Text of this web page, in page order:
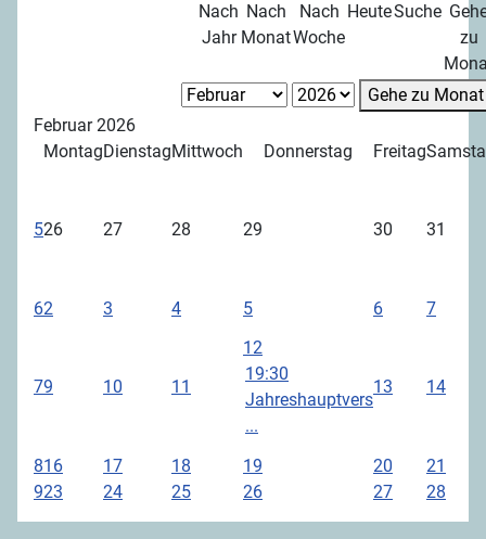
Nach
Jahr
Nach
Monat
Nach
Woche
HeuteSuche
zu
Gehe zu Monat
Februar 2026
MontagDienstagMittwoch Donnerstag Freitag
526 27 28 29 30 31
62 3 4 5 6 7
79 10 11
12
19:30
Jahreshauptvers
...
13 14
816 17 18 19 20
21
923 24 25 26 27 28